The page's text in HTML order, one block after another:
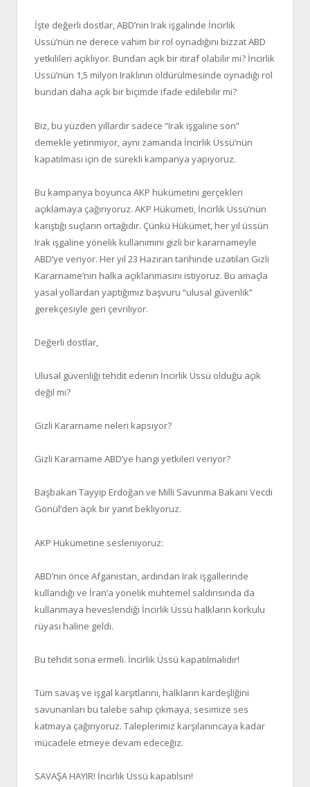
İşte değerli dostlar, ABD’nin Irak işgalinde İncirlik
Üssü’nün ne derece vahim bir rol oynadığını bizzat ABD
yetkilileri açıklıyor. Bundan açık bir itiraf olabilir mi? İncirlik
Üssü’nün 1,5 milyon Iraklının öldürülmesinde oynadığı rol
bundan daha açık bir biçimde ifade edilebilir mi?
Biz, bu yüzden yıllardır sadece “Irak işgaline son”
demekle yetinmiyor, aynı zamanda İncirlik Üssü’nün
kapatılması için de sürekli kampanya yapıyoruz.
Bu kampanya boyunca AKP hükümetini gerçekleri
açıklamaya çağırıyoruz. AKP Hükümeti, İncirlik Üssü’nün
karıştığı suçların ortağıdır. Çünkü Hükümet, her yıl üssün
Irak işgaline yönelik kullanımını gizli bir kararnameyle
ABD’ye veriyor. Her yıl 23 Haziran tarihinde uzatılan Gizli
Kararname’nin halka açıklanmasını istiyoruz. Bu amaçla
yasal yollardan yaptığımız başvuru “ulusal güvenlik”
gerekçesiyle geri çevriliyor.
Değerli dostlar,
Ulusal güvenliği tehdit edenin İncirlik Üssü olduğu açık
değil mi?
Gizli Kararname neleri kapsıyor?
Gizli Kararname ABD’ye hangi yetkileri veriyor?
Başbakan Tayyip Erdoğan ve Milli Savunma Bakanı Vecdi
Gönül’den açık bir yanıt bekliyoruz.
AKP Hükümetine sesleniyoruz:
ABD’nin önce Afganistan, ardından Irak işgallerinde
kullandığı ve İran’a yönelik muhtemel saldırısında da
kullanmaya heveslendiği İncirlik Üssü halkların korkulu
rüyası haline geldi.
Bu tehdit sona ermeli. İncirlik Üssü kapatılmalıdır!
Tüm savaş ve işgal karşıtlarını, halkların kardeşliğini
savunanları bu talebe sahip çıkmaya, sesimize ses
katmaya çağırıyoruz. Taleplerimiz karşılanıncaya kadar
mücadele etmeye devam edeceğiz.
SAVAŞA HAYIR! İncirlik Üssü kapatılsın!